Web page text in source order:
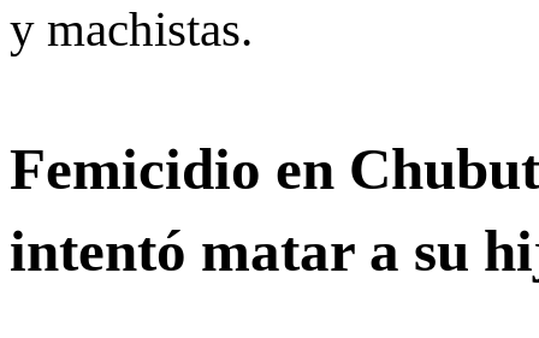
y machistas.
Femicidio en
intentó matar a su